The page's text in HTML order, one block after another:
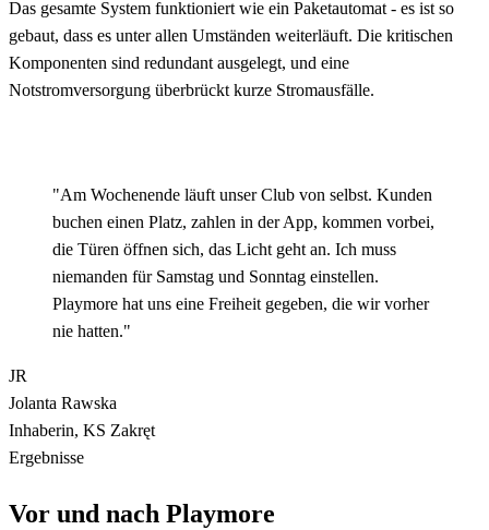
Das gesamte System funktioniert wie ein Paketautomat - es ist so
gebaut, dass es unter allen Umständen weiterläuft. Die kritischen
Komponenten sind redundant ausgelegt, und eine
Notstromversorgung überbrückt kurze Stromausfälle.
"Am Wochenende läuft unser Club von selbst. Kunden
buchen einen Platz, zahlen in der App, kommen vorbei,
die Türen öffnen sich, das Licht geht an. Ich muss
niemanden für Samstag und Sonntag einstellen.
Playmore hat uns eine Freiheit gegeben, die wir vorher
nie hatten."
JR
Jolanta Rawska
Inhaberin, KS Zakręt
Ergebnisse
Vor und nach Playmore